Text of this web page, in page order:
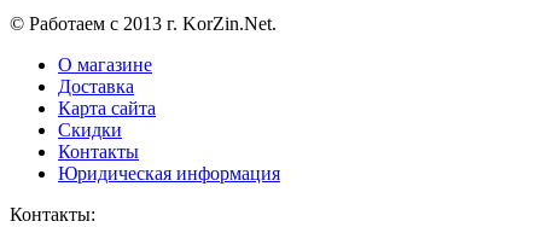
© Работаем с 2013 г. KorZin.Net.
О магазине
Доставка
Карта сайта
Скидки
Контакты
Юридическая информация
Контакты: